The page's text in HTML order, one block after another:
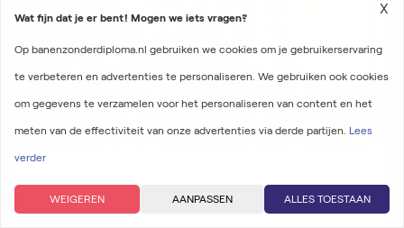
Wat fijn dat je er bent! Mogen we iets vragen?
Op banenzonderdiploma.nl gebruiken we cookies om je gebruikerservaring
te verbeteren en advertenties te personaliseren. We gebruiken ook cookies
om gegevens te verzamelen voor het personaliseren van content en het
meten van de effectiviteit van onze advertenties via derde partijen. Lees
verder
WEIGEREN AANPASSEN ALLES TOESTAAN
X